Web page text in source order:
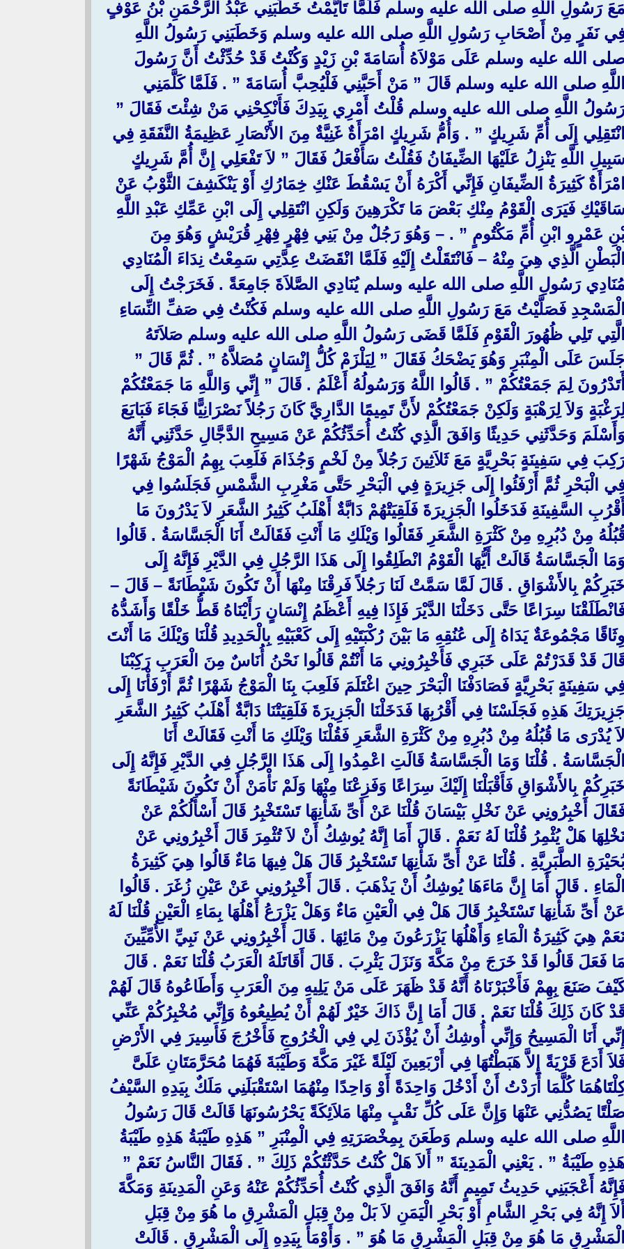
مَعَ رَسُولِ اللَّهِ صلى الله عليه وسلم فَلَمَّا تَأَيَّمْتُ خَطَبَنِي عَبْدُ الرَّحْمَنِ بْنُ عَوْفٍ
نَفَرٍ مِنْ أَصْحَابِ رَسُولِ اللَّهِ صلى الله عليه وسلم وَخَطَبَنِي رَسُولُ اللَّهِ
الله عليه وسلم عَلَى مَوْلاَهُ أُسَامَةَ بْنِ زَيْدٍ وَكُنْتُ قَدْ حُدِّثْتُ أَنَّ رَسُولَ
اللَّهِ صلى الله عليه وسلم قَالَ ‏”‏ مَنْ أَحَبَّنِي فَلْيُحِبَّ أُسَامَةَ ‏”‏ ‏.‏ فَلَمَّا كَلَّمَنِي
اللَّهِ صلى الله عليه وسلم قُلْتُ أَمْرِي بِيَدِكَ فَأَنْكِحْنِي مَنْ شِئْتَ فَقَالَ ‏”‏
انْتَقِلِي إِلَى أُمِّ شَرِيكٍ ‏”‏ ‏.‏ وَأُمُّ شَرِيكٍ امْرَأَةٌ غَنِيَّةٌ مِنَ الأَنْصَارِ عَظِيمَةُ النَّفَقَةِ فِي
اللَّهِ يَنْزِلُ عَلَيْهَا الضِّيفَانُ فَقُلْتُ سَأَفْعَلُ فَقَالَ ‏”‏ لاَ تَفْعَلِي إِنَّ أُمَّ شَرِيكٍ
امْرَأَةٌ كَثِيرَةُ الضِّيفَانِ فَإِنِّي أَكْرَهُ أَنْ يَسْقُطَ عَنْكِ خِمَارُكِ أَوْ يَنْكَشِفَ الثَّوْبُ عَنْ
فَيَرَى الْقَوْمُ مِنْكِ بَعْضَ مَا تَكْرَهِينَ وَلَكِنِ انْتَقِلِي إِلَى ابْنِ عَمِّكِ عَبْدِ اللَّهِ
عَمْرٍو ابْنِ أُمِّ مَكْتُومٍ ‏”‏ ‏.‏ – وَهُوَ رَجُلٌ مِنْ بَنِي فِهْرٍ فِهْرِ قُرَيْشٍ وَهُوَ مِنَ
الْبَطْنِ الَّذِي هِيَ مِنْهُ – فَانْتَقَلْتُ إِلَيْهِ فَلَمَّا انْقَضَتْ عِدَّتِي سَمِعْتُ نِدَاءَ الْمُنَادِي
مُنَادِي رَسُولِ اللَّهِ صلى الله عليه وسلم يُنَادِي الصَّلاَةَ جَامِعَةً ‏.‏ فَخَرَجْتُ إِلَى
الْمَسْجِدِ فَصَلَّيْتُ مَعَ رَسُولِ اللَّهِ صلى الله عليه وسلم فَكُنْتُ فِي صَفِّ النِّسَاءِ
الَّتِي تَلِي ظُهُورَ الْقَوْمِ فَلَمَّا قَضَى رَسُولُ اللَّهِ صلى الله عليه وسلم صَلاَتَهُ
جَلَسَ عَلَى الْمِنْبَرِ وَهُوَ يَضْحَكُ فَقَالَ ‏”‏ لِيَلْزَمْ كُلُّ إِنْسَانٍ مُصَلاَّهُ ‏”‏ ‏.‏ ثُمَّ قَالَ ‏”‏
أَتَدْرُونَ لِمَ جَمَعْتُكُمْ ‏”‏ ‏.‏ قَالُوا اللَّهُ وَرَسُولُهُ أَعْلَمُ ‏.‏ قَالَ ‏”‏ إِنِّي وَاللَّهِ مَا جَمَعْتُكُمْ
لِرَغْبَةٍ وَلاَ لِرَهْبَةٍ وَلَكِنْ جَمَعْتُكُمْ لأَنَّ تَمِيمًا الدَّارِيَّ كَانَ رَجُلاً نَصْرَانِيًّا فَجَاءَ فَبَايَعَ
وَأَسْلَمَ وَحَدَّثَنِي حَدِيثًا وَافَقَ الَّذِي كُنْتُ أُحَدِّثُكُمْ عَنْ مَسِيحِ الدَّجَّالِ حَدَّثَنِي أَنَّهُ
فِي سَفِينَةٍ بَحْرِيَّةٍ مَعَ ثَلاَثِينَ رَجُلاً مِنْ لَخْمٍ وَجُذَامَ فَلَعِبَ بِهِمُ الْمَوْجُ شَهْرًا
الْبَحْرِ ثُمَّ أَرْفَئُوا إِلَى جَزِيرَةٍ فِي الْبَحْرِ حَتَّى مَغْرِبِ الشَّمْسِ فَجَلَسُوا فِي
أَقْرُبِ السَّفِينَةِ فَدَخَلُوا الْجَزِيرَةَ فَلَقِيَتْهُمْ دَابَّةٌ أَهْلَبُ كَثِيرُ الشَّعَرِ لاَ يَدْرُونَ مَا
مِنْ دُبُرِهِ مِنْ كَثْرَةِ الشَّعَرِ فَقَالُوا وَيْلَكِ مَا أَنْتِ فَقَالَتْ أَنَا الْجَسَّاسَةُ ‏.‏ قَالُوا
وَمَا الْجَسَّاسَةُ قَالَتْ أَيُّهَا الْقَوْمُ انْطَلِقُوا إِلَى هَذَا الرَّجُلِ فِي الدَّيْرِ فَإِنَّهُ إِلَى
خَبَرِكُمْ بِالأَشْوَاقِ ‏.‏ قَالَ لَمَّا سَمَّتْ لَنَا رَجُلاً فَرِقْنَا مِنْهَا أَنْ تَكُونَ شَيْطَانَةً – قَالَ –
سِرَاعًا حَتَّى دَخَلْنَا الدَّيْرَ فَإِذَا فِيهِ أَعْظَمُ إِنْسَانٍ رَأَيْنَاهُ قَطُّ خَلْقًا وَأَشَدُّهُ
وِثَاقًا مَجْمُوعَةٌ يَدَاهُ إِلَى عُنُقِهِ مَا بَيْنَ رُكْبَتَيْهِ إِلَى كَعْبَيْهِ بِالْحَدِيدِ قُلْنَا وَيْلَكَ مَا أَنْتَ
قَدْ قَدَرْتُمْ عَلَى خَبَرِي فَأَخْبِرُونِي مَا أَنْتُمْ قَالُوا نَحْنُ أُنَاسٌ مِنَ الْعَرَبِ رَكِبْنَا
سَفِينَةٍ بَحْرِيَّةٍ فَصَادَفْنَا الْبَحْرَ حِينَ اغْتَلَمَ فَلَعِبَ بِنَا الْمَوْجُ شَهْرًا ثُمَّ أَرْفَأْنَا إِلَى
جَزِيرَتِكَ هَذِهِ فَجَلَسْنَا فِي أَقْرُبِهَا فَدَخَلْنَا الْجَزِيرَةَ فَلَقِيَتْنَا دَابَّةٌ أَهْلَبُ كَثِيرُ الشَّعَرِ
لاَ يُدْرَى مَا قُبُلُهُ مِنْ دُبُرِهِ مِنْ كَثْرَةِ الشَّعَرِ فَقُلْنَا وَيْلَكِ مَا أَنْتِ فَقَالَتْ أَنَا
الْجَسَّاسَةُ ‏.‏ قُلْنَا وَمَا الْجَسَّاسَةُ قَالَتِ اعْمِدُوا إِلَى هَذَا الرَّجُلِ فِي الدَّيْرِ فَإِنَّهُ إِلَى
خَبَرِكُمْ بِالأَشْوَاقِ فَأَقْبَلْنَا إِلَيْكَ سِرَاعًا وَفَزِعْنَا مِنْهَا وَلَمْ نَأْمَنْ أَنْ تَكُونَ شَيْطَانَةً
أَخْبِرُونِي عَنْ نَخْلِ بَيْسَانَ قُلْنَا عَنْ أَىِّ شَأْنِهَا تَسْتَخْبِرُ قَالَ أَسْأَلُكُمْ عَنْ
هَلْ يُثْمِرُ قُلْنَا لَهُ نَعَمْ ‏.‏ قَالَ أَمَا إِنَّهُ يُوشِكُ أَنْ لاَ تُثْمِرَ قَالَ أَخْبِرُونِي عَنْ
الطَّبَرِيَّةِ ‏.‏ قُلْنَا عَنْ أَىِّ شَأْنِهَا تَسْتَخْبِرُ قَالَ هَلْ فِيهَا مَاءٌ قَالُوا هِيَ كَثِيرَةُ
الْمَاءِ ‏.‏ قَالَ أَمَا إِنَّ مَاءَهَا يُوشِكُ أَنْ يَذْهَبَ ‏.‏ قَالَ أَخْبِرُونِي عَنْ عَيْنِ زُغَرَ ‏.‏ قَالُوا
عَنْ أَىِّ شَأْنِهَا تَسْتَخْبِرُ قَالَ هَلْ فِي الْعَيْنِ مَاءٌ وَهَلْ يَزْرَعُ أَهْلُهَا بِمَاءِ الْعَيْنِ قُلْنَا لَهُ
هِيَ كَثِيرَةُ الْمَاءِ وَأَهْلُهَا يَزْرَعُونَ مِنْ مَائِهَا ‏.‏ قَالَ أَخْبِرُونِي عَنْ نَبِيِّ الأُمِّيِّينَ
مَا فَعَلَ قَالُوا قَدْ خَرَجَ مِنْ مَكَّةَ وَنَزَلَ يَثْرِبَ ‏.‏ قَالَ أَقَاتَلَهُ الْعَرَبُ قُلْنَا نَعَمْ ‏.‏ قَالَ
صَنَعَ بِهِمْ فَأَخْبَرْنَاهُ أَنَّهُ قَدْ ظَهَرَ عَلَى مَنْ يَلِيهِ مِنَ الْعَرَبِ وَأَطَاعُوهُ قَالَ لَهُمْ
كَانَ ذَلِكَ قُلْنَا نَعَمْ ‏.‏ قَالَ أَمَا إِنَّ ذَاكَ خَيْرٌ لَهُمْ أَنْ يُطِيعُوهُ وَإِنِّي مُخْبِرُكُمْ عَنِّي
إِنِّي أَنَا الْمَسِيحُ وَإِنِّي أُوشِكُ أَنْ يُؤْذَنَ لِي فِي الْخُرُوجِ فَأَخْرُجَ فَأَسِيرَ فِي الأَرْضِ
أَدَعَ قَرْيَةً إِلاَّ هَبَطْتُهَا فِي أَرْبَعِينَ لَيْلَةً غَيْرَ مَكَّةَ وَطَيْبَةَ فَهُمَا مُحَرَّمَتَانِ عَلَىَّ
كُلَّمَا أَرَدْتُ أَنْ أَدْخُلَ وَاحِدَةً أَوْ وَاحِدًا مِنْهُمَا اسْتَقْبَلَنِي مَلَكٌ بِيَدِهِ السَّيْفُ
يَصُدُّنِي عَنْهَا وَإِنَّ عَلَى كُلِّ نَقْبٍ مِنْهَا مَلاَئِكَةً يَحْرُسُونَهَا قَالَتْ قَالَ رَسُولُ
اللَّهِ صلى الله عليه وسلم وَطَعَنَ بِمِخْصَرَتِهِ فِي الْمِنْبَرِ ‏”‏ هَذِهِ طَيْبَةُ هَذِهِ طَيْبَةُ
طَيْبَةُ ‏”‏ ‏.‏ يَعْنِي الْمَدِينَةَ ‏”‏ أَلاَ هَلْ كُنْتُ حَدَّثْتُكُمْ ذَلِكَ ‏”‏ ‏.‏ فَقَالَ النَّاسُ نَعَمْ ‏”‏
أَعْجَبَنِي حَدِيثُ تَمِيمٍ أَنَّهُ وَافَقَ الَّذِي كُنْتُ أُحَدِّثُكُمْ عَنْهُ وَعَنِ الْمَدِينَةِ وَمَكَّةَ
أَلاَ إِنَّهُ فِي بَحْرِ الشَّامِ أَوْ بَحْرِ الْيَمَنِ لاَ بَلْ مِنْ قِبَلِ الْمَشْرِقِ ما هُوَ مِنْ قِبَلِ
الْمَشْرِقِ مَا هُوَ مِنْ قِبَلِ الْمَشْرِقِ مَا هُوَ ‏”‏ ‏.‏ وَأَوْمَأَ بِيَدِهِ إِلَى الْمَشْرِقِ ‏.‏ قَالَتْ